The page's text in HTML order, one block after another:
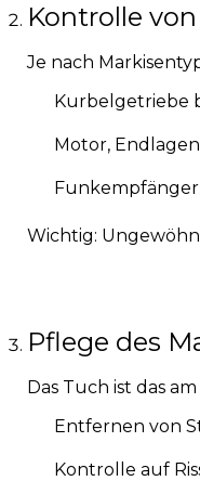
Kontrolle
Je nach
Kurbelgetriebe
Motor,
Wichtig:
Pflege des
Das Tuch ist das
Entfernen von
Kontrolle auf